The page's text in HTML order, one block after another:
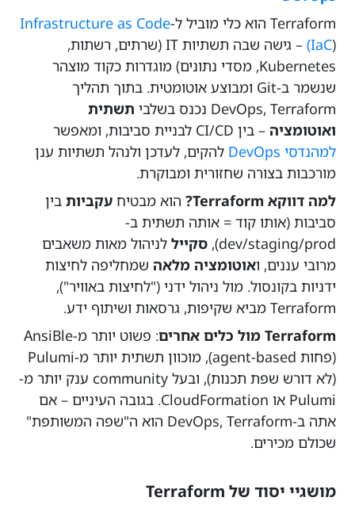
Terraform הוא כלי מוביל ל-
Infrastructure as Code
(IaC
) – גישה שבה תשתיות IT (שרתים, רשתות,
Kubernetes, מסדי נתונים) מוגדרות כקוד מוצהר
שנשמר ב-Git ומבוצע אוטומטית. בתוך תהליך
DevOps, Terraform נכנס בשלבי
תשתית
ואוטומציה – בין CI/CD לבניית סביבות, ומאפשר
למהנדסי DevOps
להקים, לעדכן ולנהל תשתיות ענן
מורכבות בצורה שחזורית ומבוקרת.
למה דווקא Terraform?
הוא מבטיח עקביות בין
סביבות (אותו קוד = אותה תשתית ב-
dev/staging/prod),
סקייל לניהול מאות משאבים
מרובי עננים, ואוטומציה מלאה שמחליפה לחיצות
ידניות בקונסול. מול ניהול ידני ("לחיצות באוויר"),
Terraform מביא שקיפות, גרסאות ושיתוף ידע.
Terraform מול כלים אחרים
: פשוט יותר מ-AnsiBle
(פחות agent-based), מוכוון תשתית יותר מ-Pulumi
(לא דורש שפת תכנות), ובעל community ענק יותר מ-
Pulumi או CloudFormation. בגובה העיניים – אם
אתה ב-DevOps, Terraform הוא ה"שפה המשותפת"
שכולם מכירים.
מושגיי יסוד של Terraform